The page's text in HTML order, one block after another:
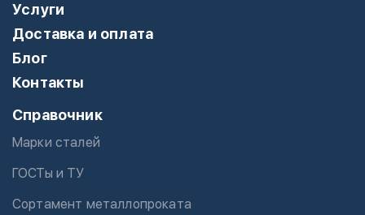
Услуги
Доставка и оплата
Блог
Контакты
Справочник
Марки сталей
ГОСТы и ТУ
Сортамент металлопроката